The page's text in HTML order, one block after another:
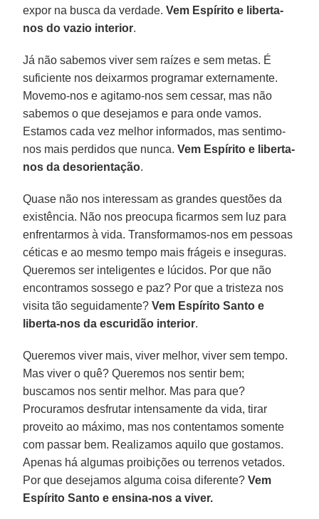
expor na busca da verdade.Vem Espírito e liberta-
nos do vazio interior.
Já não sabemos viver sem raízes e sem metas. É
suficiente nos deixarmos programar externamente.
Movemo-nos e agitamo-nos sem cessar, mas não
sabemos o que desejamos e para onde vamos.
Estamos cada vez melhor informados, mas sentimo-
nos mais perdidos que nunca.Vem Espírito e liberta-
nos da desorientação.
Quase não nos interessam as grandes questões da
existência. Não nos preocupa ficarmos sem luz para
enfrentarmos à vida. Transformamos-nos em pessoas
céticas e ao mesmo tempo mais frágeis e inseguras.
Queremos ser inteligentes e lúcidos. Por que não
encontramos sossego e paz? Por que a tristeza nos
visita tão seguidamente?Vem Espírito Santo e
liberta-nos da escuridão interior.
Queremos viver mais, viver melhor, viver sem tempo.
Mas viver o quê? Queremos nos sentir bem;
buscamos nos sentir melhor. Mas para que?
Procuramos desfrutar intensamente da vida, tirar
proveito ao máximo, mas nos contentamos somente
com passar bem. Realizamos aquilo que gostamos.
Apenas há algumas proibições ou terrenos vetados.
Por que desejamos alguma coisa diferente?Vem
Espírito Santo e ensina-nos a viver.